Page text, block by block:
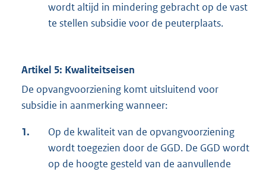
wordt altijd in mindering gebracht op de vast
te stellen subsidie voor de peuterplaats.
Artikel 5: Kwaliteitseisen
De opvangvoorziening komt uitsluitend voor
subsidie in aanmerking wanneer:
1.
Op de kwaliteit van de opvangvoorziening
wordt toegezien door de GGD. De GGD wordt
op de hoogte gesteld van de aanvullende